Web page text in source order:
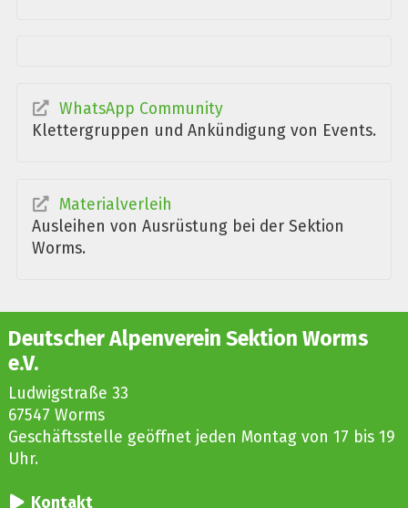
WhatsApp Community
Klettergruppen und Ankündigung von Events.
Materialverleih
Ausleihen von Ausrüstung bei der Sektion
Worms.
Deutscher Alpenverein Sektion Worms
e.V.
Ludwigstraße 33
67547 Worms
Geschäftsstelle geöffnet jeden Montag von 17 bis 19
Uhr.
Kontakt